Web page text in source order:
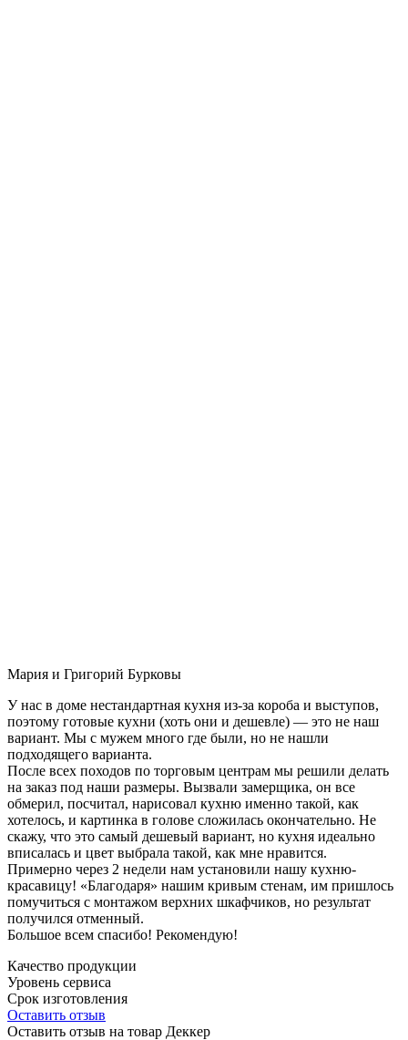
Мария и Григорий Бурковы
У нас в доме нестандартная кухня из-за короба и выступов,
поэтому готовые кухни (хоть они и дешевле) — это не наш
вариант. Мы с мужем много где были, но не нашли
подходящего варианта.
После всех походов по торговым центрам мы решили делать
на заказ под наши размеры. Вызвали замерщика, он все
обмерил, посчитал, нарисовал кухню именно такой, как
хотелось, и картинка в голове сложилась окончательно. Не
скажу, что это самый дешевый вариант, но кухня идеально
вписалась и цвет выбрала такой, как мне нравится.
Примерно через 2 недели нам установили нашу кухню-
красавицу! «Благодаря» нашим кривым стенам, им пришлось
помучиться с монтажом верхних шкафчиков, но результат
получился отменный.
Большое всем спасибо! Рекомендую!
Качество продукции
Уровень сервиса
Срок изготовления
Оставить отзыв
Оставить отзыв на товар Деккер